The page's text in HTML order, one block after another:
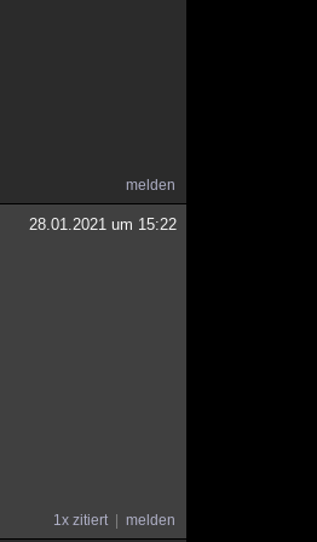
melden
28.01.2021 um 15:22
1x zitiert melden